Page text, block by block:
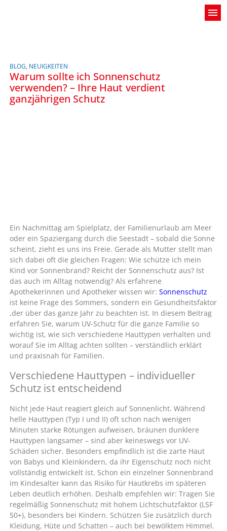
menu
BLOG, NEUIGKEITEN
Warum sollte ich Sonnenschutz
verwenden? – Ihre Haut verdient
ganzjährigen Schutz
Ein Nachmittag am Spielplatz, der Familienurlaub am Meer
oder ein Spaziergang durch die Seestadt – sobald die Sonne
scheint, zieht es uns ins Freie. Gerade als Mutter stellt man
sich dabei oft die gleichen Fragen: Wie schütze ich mein
Kind vor Sonnenbrand? Reicht der Sonnenschutz aus? Ist
das auch im Alltag notwendig? Als erfahrene
Apothekerinnen und Apotheker wissen wir:Sonnenschutz
ist keine Frage des Sommers, sondern ein Gesundheitsfaktor
,der über das ganze Jahr zu beachten ist. In diesem Beitrag
erfahren Sie, warum UV-Schutz für die ganze Familie so
wichtig ist, wie sich verschiedene Hauttypen verhalten und
worauf Sie im Alltag achten sollten – verständlich erklärt
und praxisnah für Familien.
Verschiedene Hauttypen – individueller
Schutz ist entscheidend
Nicht jede Haut reagiert gleich auf Sonnenlicht. Während
helle Hauttypen (Typ I und II) oft schon nach wenigen
Minuten starke Rötungen aufweisen, bräunen dunklere
Hauttypen langsamer – sind aber keineswegs vor UV-
Schäden sicher. Besonders empfindlich ist die zarte Haut
von Babys und Kleinkindern, da ihr Eigenschutz noch nicht
vollständig entwickelt ist. Schon ein einzelner Sonnenbrand
im Kindesalter kann das Risiko für Hautkrebs im späteren
Leben deutlich erhöhen. Deshalb empfehlen wir: Tragen Sie
regelmäßig Sonnenschutz mit hohem Lichtschutzfaktor (LSF
50+), besonders bei Kindern. Schützen Sie zusätzlich durch
Kleidung, Hüte und Schatten – auch bei bewölktem Himmel.